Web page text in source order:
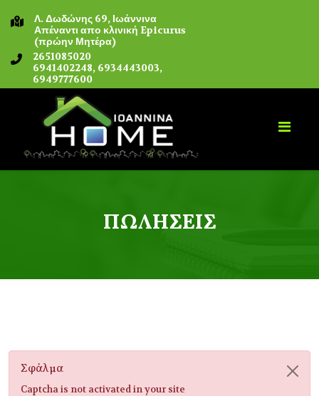
Λ. Δωδώνης 69, Ιωάννινα
Απέναντι απο κλινική Epicurus
(πρώην Μητέρα)
2651085020
6941402248, 6934443003,
6949777600
ΠΩΛΉΣΕΙΣ
Σφάλμα
Captcha is not activated in your site